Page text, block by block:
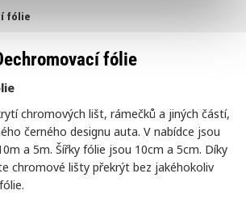
fólie
fólie
chromových lišt, rámečků a jiných částí,
černého designu auta. V nabídce jsou
a 5m. Šířky fólie jsou 10cm a 5cm. Díky
chromové lišty překrýt bez jakéhokoliv